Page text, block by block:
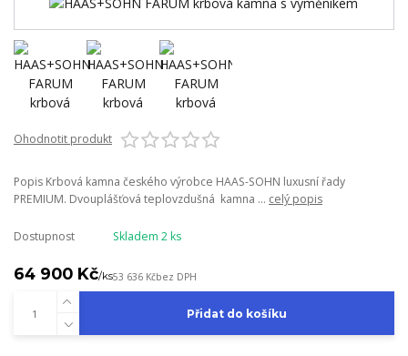
Ohodnotit produkt
Popis Krbová kamna českého výrobce HAAS-SOHN luxusní řady
PREMIUM. Dvouplášťová teplovzdušná kamna ... celý popis
Dostupnost Skladem 2 ks
64 900 Kč/ks53 636 Kčbez DPH
Přidat do košíku